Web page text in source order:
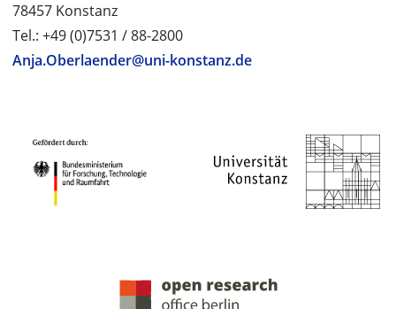
78457 Konstanz
Tel.: +49 (0)7531 / 88-2800
Anja.Oberlaender@uni-konstanz.de